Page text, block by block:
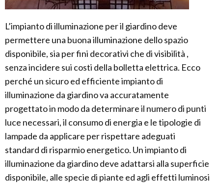
L’impianto di illuminazione per il giardino deve
permettere una buona illuminazione dello spazio
disponibile, sia per fini decorativi che di visibilità ,
senza incidere sui costi della bolletta elettrica. Ecco
perché un sicuro ed efficiente impianto di
illuminazione da giardino va accuratamente
progettato in modo da determinare il numero di punti
luce necessari, il consumo di energia e le tipologie di
lampade da applicare per rispettare adeguati
standard di risparmio energetico. Un impianto di
illuminazione da giardino deve adattarsi alla superficie
disponibile, alle specie di piante ed agli effetti luminosi